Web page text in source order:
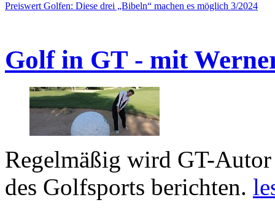
Preiswert Golfen: Diese drei „Bibeln“ machen es möglich 3/2024
Golf in GT - mit
Regelmäßig wird GT-
des Golfsports berichten.